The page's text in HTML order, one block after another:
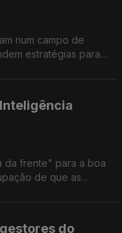
num campo de
estratégias para
da frente" para a boa
de que as
do